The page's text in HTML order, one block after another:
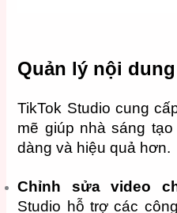
Quản lý nội dung
TikTok Studio cung
mẽ giúp nhà sáng
dàng và hiệu quả hơn.
Chỉnh sửa video
Studio hỗ trợ các